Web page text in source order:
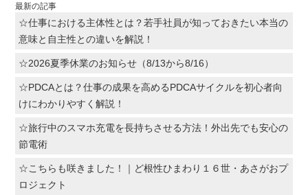
最新の記事
☆仕事における主体性とは？若手社員が知っておきたい本当の
意味と自主性との違いを解説！
☆2026夏季休業のお知らせ（8/13から8/16）
☆PDCAとは？仕事の成果を高めるPDCAサイクルを初心者向
けにわかりやすく解説！
☆旅行中のスマホ充電を長持ちさせる方法！外出先でも安心の
節電術
☆こちらも咲きました！｜ど根性ひまわり１６世・あさがおプ
ロジェクト